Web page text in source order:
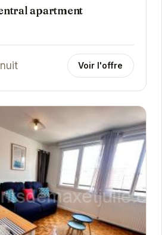
apartment
Voir l'offre